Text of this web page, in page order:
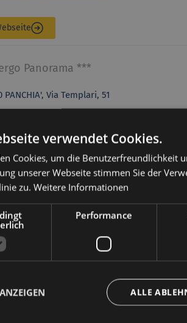
Panorama ***
PANCHIA', Via Templari, 51
Canada Pure Mountain ***S
Shandranj ****
TESERO, Località Stava 36
verwendet Cookies.
Cookies, um die Benutzerfreundlichkeit
unserer Webseite stimmen Sie der
zu. Weitere Informationen
Performance
ALLE